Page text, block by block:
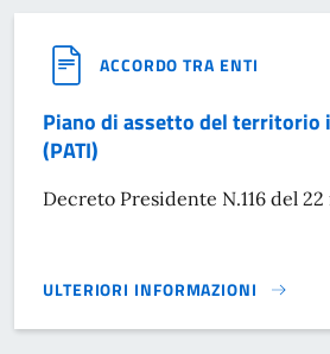
ACCORDO TRA ENTI
Piano di assetto del territorio
(PATI)
Decreto Presidente N.116 del 22
ULTERIORI INFORMAZIONI
PIANO DI ASSETTO DEL